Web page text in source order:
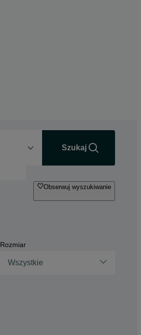
Szukaj
Obserwuj wyszukiwanie
Rozmiar
Wszystkie